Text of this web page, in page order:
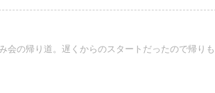
会の帰り道。遅くからのスタートだったので帰りも